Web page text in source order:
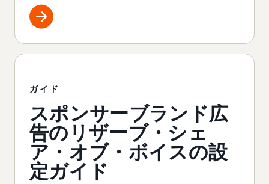
ガイド
スポンサーブランド広
告のリザーブ・シェ
ア・オブ・ボイスの設
定ガイド